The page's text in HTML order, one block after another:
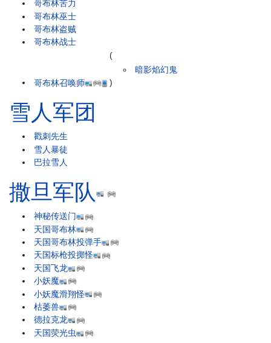
哥布林苦力
哥布林巫士
哥布林盗贼
哥布林战士
哥布林召唤师
(
暗影焰幻鬼
)
雪人军团
戳刺先生
雪人暴徒
巴拉雪人
撒旦军队
神秘传送门
天国哥布林
天国哥布林投弹手
天国标枪投掷怪
天国飞龙
小妖魔
小妖魔滑翔怪
枯萎兽
德拉克龙
天国荧光虫